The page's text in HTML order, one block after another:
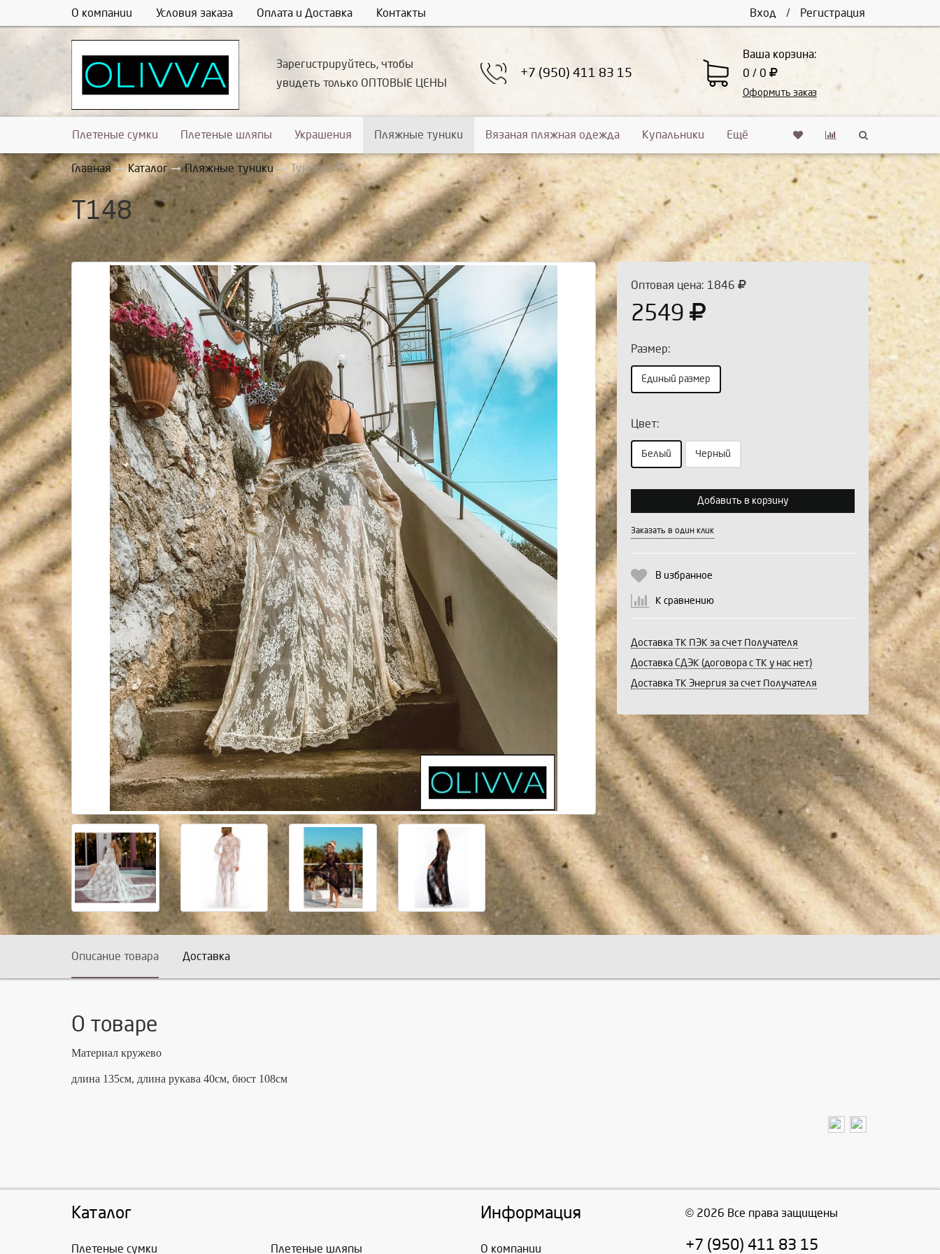
О компании Условия заказа Оплата и Доставка Контакты Вход / Регистрация
Зарегистрируйтесь, чтобы
увидеть только ОПТОВЫЕ ЦЕНЫ
+7 (950) 411 83 15
Ваша корзина:
0 / 0
Оформить заказ
Плетеные сумки Плетеные шляпы Украшения Пляжные туники Вязаная пляжная одежда Купальники Ещё
Главная Каталог Пляжные туники Туника148
Т148
Оптовая цена: 1846
2549
Размер:
Единый размер
Цвет:
Белый Черный
Выберите количество:
Продолжить Отмена
Добавить в корзину
Заказать в один клик
В избранное
К сравнению
Доставка ТК ПЭК за счет Получателя
Доставка СДЭК (договора с ТК у нас нет)
Доставка ТК Энергия за счет Получателя
Описание товара Доставка
О товаре
Материал кружево
длина 135см, длина рукава 40см, бюст 108см
Каталог
Плетеные сумки Плетеные шляпы
Информация
О компании
© 2026 Все права защищены
+7 (950) 411 83 15